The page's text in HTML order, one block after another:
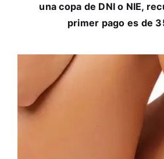
una copa de DNI o NIE,
primer pago es de